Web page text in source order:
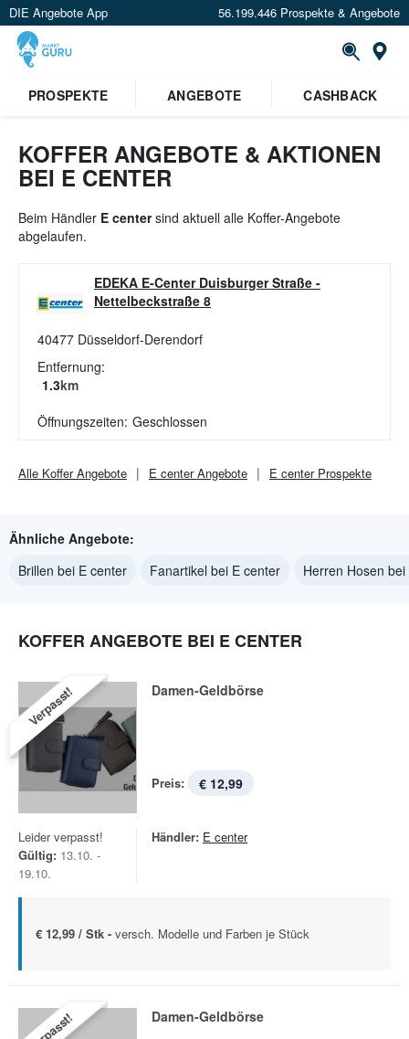
DIE Angebote App 56.199.446 Prospekte & Angebote
Standort festlegen
PROSPEKTE ANGEBOTE CASHBACK
KOFFER ANGEBOTE & AKTIONEN
BEI E CENTER
Beim Händler E centersind aktuell alle Koffer-Angebote
abgelaufen.
EDEKA E-Center Duisburger Straße -
Nettelbeckstraße 8
40477 Düsseldorf-Derendorf
Entfernung:
1.3km
Öffnungszeiten: Geschlossen
Alle KofferAngebote E centerAngebote E centerProspekte
Ähnliche Angebote:
Brillen bei E center
Fanartikel bei E center Herren Hosen
KOFFER ANGEBOTE BEI E CENTER
Verpasst! Damen-Geldbörse
Preis: € 12,99
Leider verpasst!
Gültig: 13.10. -
19.10.
Händler: E center
€ 12,99 / Stk - versch. Modelle und Farben je Stück
Damen-Geldbörse